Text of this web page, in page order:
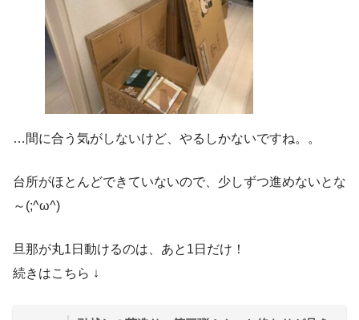
…間に合う気がしないけど、やるしかないですね。。
台所がほとんどできていないので、少しずつ進めないとな
～(;^ω^)
旦那が丸1日動けるのは、あと1日だけ！
続きはこちら ↓